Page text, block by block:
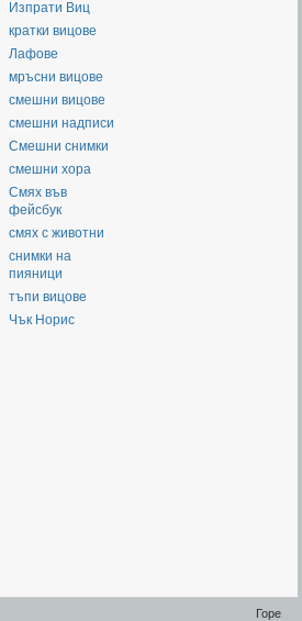
Изпрати Виц
кратки вицове
Лафове
мръсни вицове
смешни вицове
смешни надписи
Смешни снимки
смешни хора
Смях във
фейсбук
смях с животни
снимки на
пияници
тъпи вицове
Чък Норис
Горе